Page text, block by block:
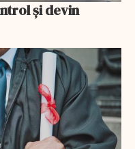
și devin